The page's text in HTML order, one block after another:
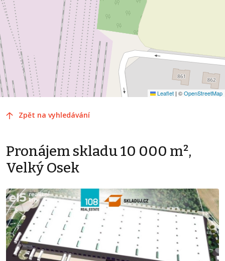
Leaflet | ©OpenStreetMap
Zpět na vyhledávání
Pronájem skladu 10 000 m²,
Velký Osek